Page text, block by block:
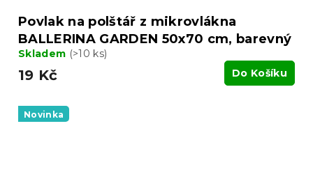
Povlak na polštář z mikrovlákna
BALLERINA GARDEN 50x70 cm, barevný
Skladem (>10 ks)
19 Kč Do Košíku
Novinka